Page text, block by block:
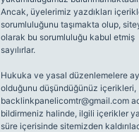
Ancak, üyelerimiz yazdıkları
sorumluluğunu taşımakta olup,
olarak bu sorumluluğu kabul etmiş
sayılırlar.
Hukuka ve yasal düzenlemelere
olduğunu düşündüğünüz içerikleri,
backlinkpanelicomtr@gmail.com
bildirmeniz halinde, ilgili içerikler
süre içerisinde sitemizden